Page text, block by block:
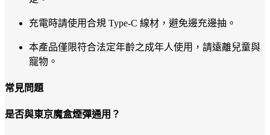
充電時請使用合規 Type-C 線材，避免邊充邊抽。
本產品僅限符合法定年齡之成年人使用，請遠離兒童與
寵物。
常見問題
是否與東京魔盒煙彈通用？